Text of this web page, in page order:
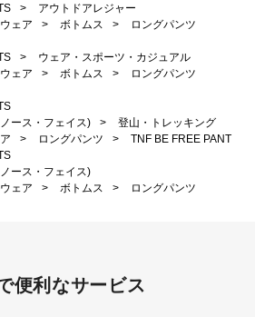
>
アウトドアレジャー
ェア > ボトムス >
ロングパンツ
>
ウェア・スポーツ・カジュアル
ェア > ボトムス >
ロングパンツ
ース・フェイス) >
登山・トレッキング
> ロングパンツ >
TNF BE FREE PANT
ース・フェイス)
ェア > ボトムス >
ロングパンツ
便利なサービス